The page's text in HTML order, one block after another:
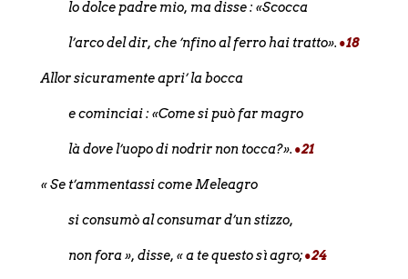
lo dolce padre mio, ma disse : «Scocca
l’arco del dir, che ’nfino al ferro hai tratto». •18
Allor sicuramente apri’ la bocca
e cominciai : «Come si può far magro
là dove l’uopo di nodrir non tocca?». •21
« Se t’ammentassi come Meleagro
si consumò al consumar d’un stizzo,
non fora », disse, « a te questo sì agro;•24